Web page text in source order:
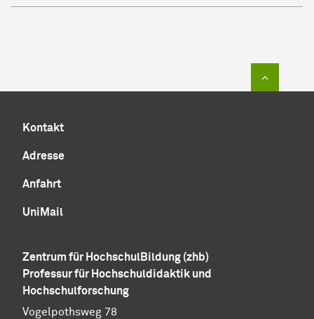
Kontakt
Adresse
Anfahrt
UniMail
Zentrum für HochschulBildung (zhb)
Professur für Hochschuldidaktik und
Hochschulforschung
Vogelpothsweg 78